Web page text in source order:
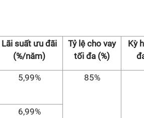
Lãi suất ưu đãi
(%/năm)
Tỷ lệ cho vay
tối đa (%)
Kỳ
5,99% 85%
6,99%